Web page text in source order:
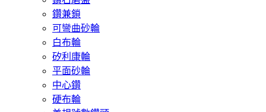
鑽兼鎖
可彎曲砂輪
白布輪
矽利康輪
平面砂輪
中心鑽
硬布輪